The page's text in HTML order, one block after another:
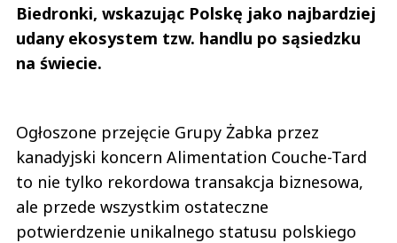
Biedronki, wskazując Polskę jako najbardziej
udany ekosystem tzw. handlu po sąsiedzku
na świecie.
Ogłoszone przejęcie Grupy Żabka przez
kanadyjski koncern Alimentation Couche-Tard
to nie tylko rekordowa transakcja biznesowa,
ale przede wszystkim ostateczne
potwierdzenie unikalnego statusu polskiego